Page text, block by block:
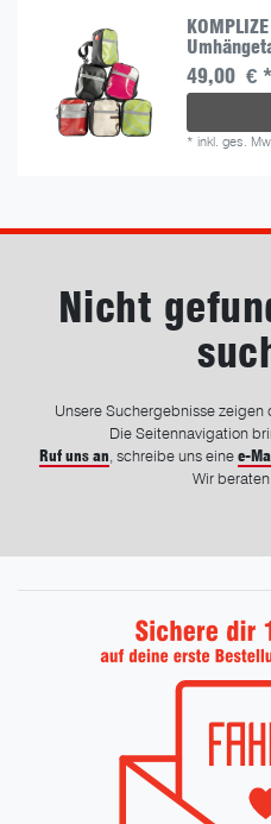
49,00 € *
*inkl. ges.
Nicht
Unsere Suchergebnisse
Die Seitennavigation
Ruf uns an , schreibe uns einee-
Wir